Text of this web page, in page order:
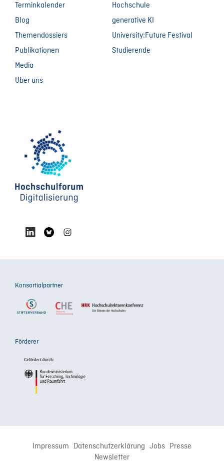
Terminkalender
Blog
Themendossiers
Publikationen
Media
Über uns
Hochschule
generative KI
University:Future Festival
Studierende
Konsortialpartner
Förderer
Impressum Datenschutzerklärung Jobs Presse
Newsletter